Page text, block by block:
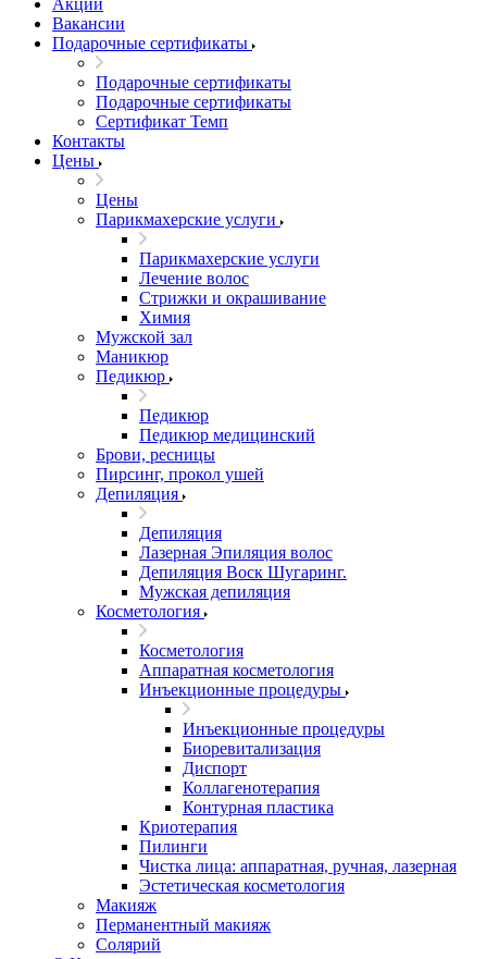
Акции
Вакансии
Подарочные сертификаты
Подарочные сертификаты
Подарочные сертификаты
Сертификат Темп
Контакты
Цены
Цены
Парикмахерские услуги
Парикмахерские услуги
Лечение волос
Стрижки и окрашивание
Химия
Мужской зал
Маникюр
Педикюр
Педикюр
Педикюр медицинский
Брови, ресницы
Пирсинг, прокол ушей
Депиляция
Депиляция
Лазерная Эпиляция волос
Депиляция Воск Шугаринг.
Мужская депиляция
Косметология
Косметология
Аппаратная косметология
Инъекционные процедуры
Инъекционные процедуры
Биоревитализация
Диспорт
Коллагенотерапия
Контурная пластика
Криотерапия
Пилинги
Чистка лица: аппаратная, ручная, лазерная
Эстетическая косметология
Макияж
Перманентный макияж
Солярий